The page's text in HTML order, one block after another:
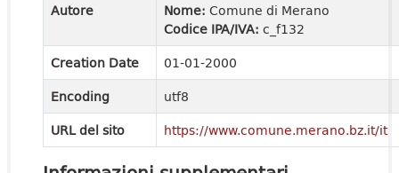
Autore
Nome: Comune di Merano
Codice IPA/IVA: c_f132
Creation Date
01-01-2000
Encoding
utf8
URL del sito
https://www.comune.merano.bz.it/it